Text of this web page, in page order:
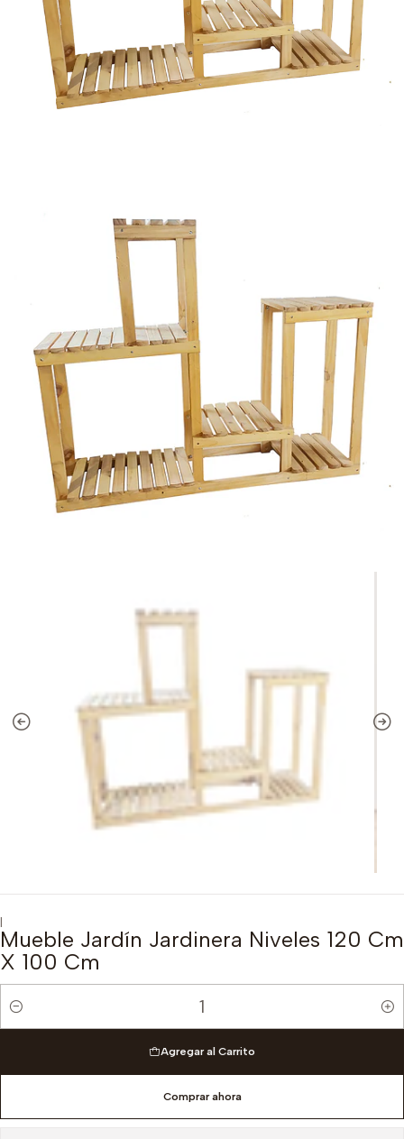
|
Mueble Jardín Jardinera Niveles 120 Cm
X 100 Cm
Cantidad
Agregar al Carrito
Comprar ahora